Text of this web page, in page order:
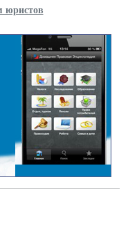
юристов